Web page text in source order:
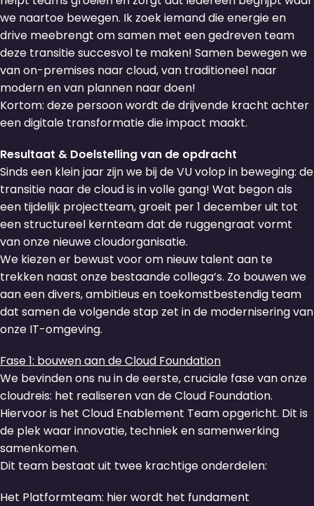
we naartoe bewegen. Ik zoek iemand die energie en
drive meebrengt om samen met een gedreven team
deze transitie succesvol te maken! Samen bewegen we
van on-premises naar cloud, van traditioneel naar
modern en van plannen naar doen!
Kortom: deze persoon wordt de drijvende kracht achter
een digitale transformatie die impact maakt.
Resultaat & Doelstelling van de opdracht
Sinds een klein jaar zijn we bij de VU volop in beweging: de
transitie naar de cloud is in volle gang! Wat begon als
een tijdelijk projectteam, groeit per 1 december uit tot
een structureel kernteam dat de ruggengraat vormt
van onze nieuwe cloudorganisatie.
We kiezen er bewust voor om nieuw talent aan te
trekken naast onze bestaande collega’s. Zo bouwen we
aan een divers, ambitieus en toekomstbestendig team
dat samen de volgende stap zet in de modernisering van
onze IT-omgeving.
Fase 1: bouwen aan de Cloud Foundation
We bevinden ons nu in de eerste, cruciale fase van onze
cloudreis: het realiseren van de Cloud Foundation.
Hiervoor is het Cloud Enablement Team opgericht. Dit is
de plek waar innovatie, techniek en samenwerking
samenkomen.
Dit team bestaat uit twee krachtige onderdelen:
Het Platformteam: hier wordt het fundament